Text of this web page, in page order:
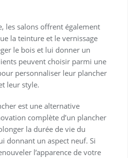
les salons offrent également
la teinture et le vernissage
le bois et lui donner un
peuvent choisir parmi une
personnaliser leur plancher
leur style.
est une alternative
complète d’un plancher
la durée de vie du
donnant un aspect neuf. Si
l’apparence de votre